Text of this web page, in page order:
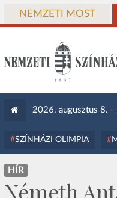
NEMZETI MOST
2026. augusztus 8. -
SZÍNHÁZI OLIMPIA
HÍR
Németh